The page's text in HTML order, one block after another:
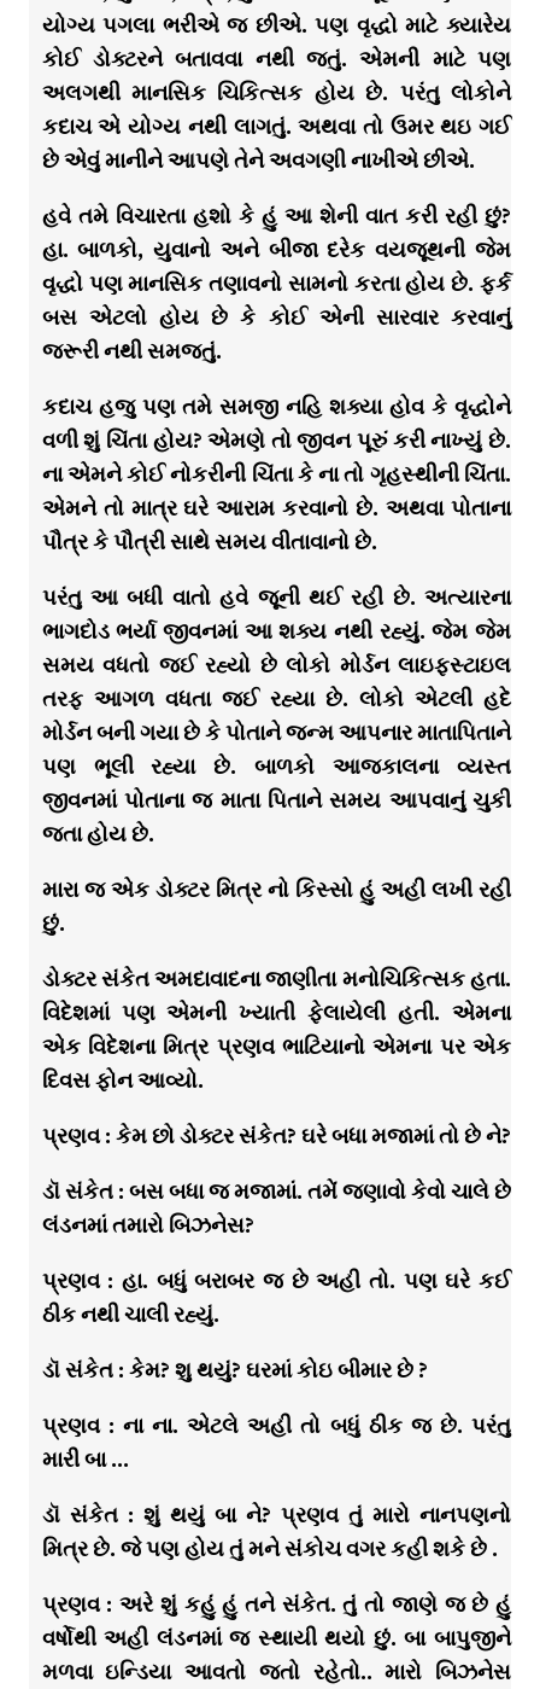
યોગ્ય પગલા ભરીએ જ છીએ. પણ વૃદ્ધો માટે ક્યારેય
કોઈ ડોક્ટરને બતાવવા નથી જતું. એમની માટે પણ
અલગથી માનસિક ચિકિત્સક હોય છે. પરંતુ લોકોને
કદાચ એ યોગ્ય નથી લાગતું. અથવા તો ઉમર થઇ ગઈ
છે એવું માનીને આપણે તેને અવગણી નાખીએ છીએ.
હવે તમે વિચારતા હશો કે હું આ શેની વાત કરી રહી છું?
હા. બાળકો, યુવાનો અને બીજા દરેક વયજૂથની જેમ
વૃદ્ધો પણ માનસિક તણાવનો સામનો કરતા હોય છે. ફર્ક
બસ એટલો હોય છે કે કોઈ એની સારવાર કરવાનું
જરૂરી નથી સમજતું.
કદાચ હજુ પણ તમે સમજી નહિ શક્યા હોવ કે વૃદ્ધોને
વળી શું ચિંતા હોય? એમણે તો જીવન પૂરું કરી નાખ્યું છે.
ના એમને કોઈ નોકરીની ચિંતા કે ના તો ગૃહસ્થીની ચિંતા.
એમને તો માત્ર ઘરે આરામ કરવાનો છે. અથવા પોતાના
પૌત્ર કે પૌત્રી સાથે સમય વીતાવાનો છે.
પરંતુ આ બધી વાતો હવે જૂની થઈ રહી છે. અત્યારના
ભાગદોડ ભર્યા જીવનમાં આ શક્ય નથી રહ્યું. જેમ જેમ
સમય વધતો જઈ રહ્યો છે લોકો મોર્ડન લાઇફસ્ટાઇલ
તરફ આગળ વધતા જઈ રહ્યા છે. લોકો એટલી હદે
મોર્ડન બની ગયા છે કે પોતાને જન્મ આપનાર માતાપિતાને
પણ ભૂલી રહ્યા છે. બાળકો આજકાલના વ્યસ્ત
જીવનમાં પોતાના જ માતા પિતાને સમય આપવાનું ચુકી
જતા હોય છે.
મારા જ એક ડોક્ટર મિત્ર નો કિસ્સો હું અહી લખી રહી
છું.
ડોક્ટર સંકેત અમદાવાદના જાણીતા મનોચિકિત્સક હતા.
વિદેશમાં પણ એમની ખ્યાતી ફેલાયેલી હતી. એમના
એક વિદેશના મિત્ર પ્રણવ ભાટિયાનો એમના પર એક
દિવસ ફોન આવ્યો.
પ્રણવ : કેમ છો ડોક્ટર સંકેત? ઘરે બધા મજામાં તો છે ને?
ડૉ સંકેત : બસ બધા જ મજામાં. તમેં જણાવો કેવો ચાલે છે
લંડનમાં તમારો બિઝનેસ?
પ્રણવ : હા. બધું બરાબર જ છે અહી તો. પણ ઘરે કઈ
ઠીક નથી ચાલી રહ્યું.
ડૉ સંકેત : કેમ? શુ થયું? ઘરમાં કોઇ બીમાર છે ?
પ્રણવ : ના ના. એટલે અહી તો બધું ઠીક જ છે. પરંતુ
મારી બા …
ડૉ સંકેત : શું થયું બા ને? પ્રણવ તું મારો નાનપણનો
મિત્ર છે. જે પણ હોય તું મને સંકોચ વગર કહી શકે છે .
પ્રણવ : અરે શું કહું હું તને સંકેત. તું તો જાણે જ છે હું
વર્ષોથી અહી લંડનમાં જ સ્થાયી થયો છું. બા બાપુજીને
મળવા ઇન્ડિયા આવતો જતો રહેતો.. મારો બિઝનેસ